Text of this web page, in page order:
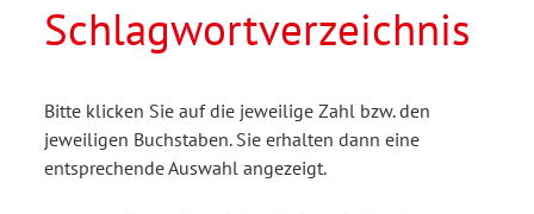
Schlagwortverzeichnis
Bitte klicken Sie auf die jeweilige Zahl bzw. den
jeweiligen Buchstaben. Sie erhalten dann eine
entsprechende Auswahl angezeigt.